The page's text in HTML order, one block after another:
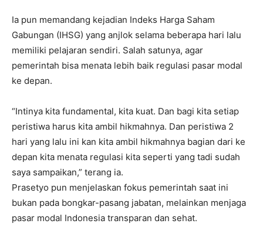
Ia pun memandang kejadian Indeks Harga Saham
Gabungan (IHSG) yang anjlok selama beberapa hari lalu
memiliki pelajaran sendiri. Salah satunya, agar
pemerintah bisa menata lebih baik regulasi pasar modal
ke depan.
“Intinya kita fundamental, kita kuat. Dan bagi kita setiap
peristiwa harus kita ambil hikmahnya. Dan peristiwa 2
hari yang lalu ini kan kita ambil hikmahnya bagian dari ke
depan kita menata regulasi kita seperti yang tadi sudah
saya sampaikan,” terang ia.
Prasetyo pun menjelaskan fokus pemerintah saat ini
bukan pada bongkar-pasang jabatan, melainkan menjaga
pasar modal Indonesia transparan dan sehat.